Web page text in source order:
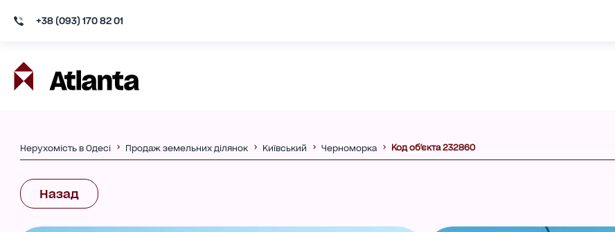
+38 (093) 170 82 01
Нерухомість в Одесі Продаж земельних ділянок Київський Черноморка Код об'єкта 232860
Назад